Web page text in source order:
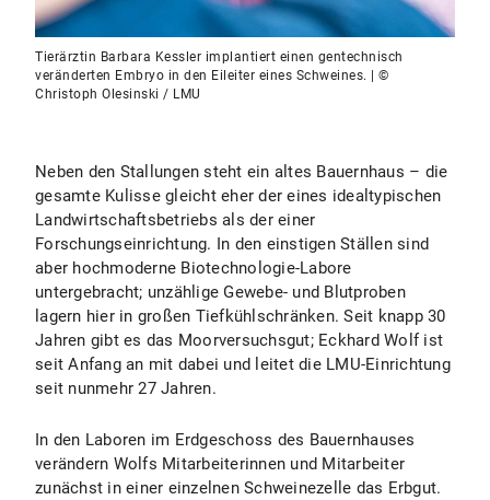
Tierärztin Barbara Kessler implantiert einen gentechnisch
veränderten Embryo in den Eileiter eines Schweines. | ©
Christoph Olesinski / LMU
Neben den Stallungen steht ein altes Bauernhaus – die
gesamte Kulisse gleicht eher der eines idealtypischen
Landwirtschaftsbetriebs als der einer
Forschungseinrichtung. In den einstigen Ställen sind
aber hochmoderne Biotechnologie-Labore
untergebracht; unzählige Gewebe- und Blutproben
lagern hier in großen Tiefkühlschränken. Seit knapp 30
Jahren gibt es das Moorversuchsgut; Eckhard Wolf ist
seit Anfang an mit dabei und leitet die LMU-Einrichtung
seit nunmehr 27 Jahren.
In den Laboren im Erdgeschoss des Bauernhauses
verändern Wolfs Mitarbeiterinnen und Mitarbeiter
zunächst in einer einzelnen Schweinezelle das Erbgut.